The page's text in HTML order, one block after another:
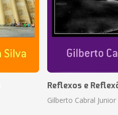
Reflexos e
Gilberto Cabral Junior